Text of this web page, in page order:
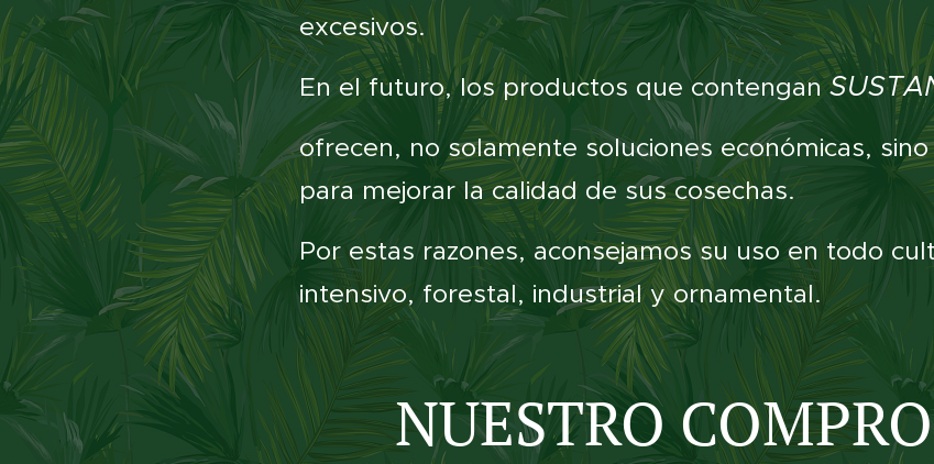
excesivos.
En el futuro, los productos que contengan
ofrecen, no solamente soluciones económicas,
para mejorar la calidad de sus cosechas.
Por estas razones, aconsejamos su uso en todo
intensivo, forestal, industrial y ornamental.
NUESTRO